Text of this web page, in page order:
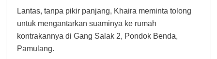
Lantas, tanpa pikir panjang, Khaira meminta tolong
untuk mengantarkan suaminya ke rumah
kontrakannya di Gang Salak 2, Pondok Benda,
Pamulang.